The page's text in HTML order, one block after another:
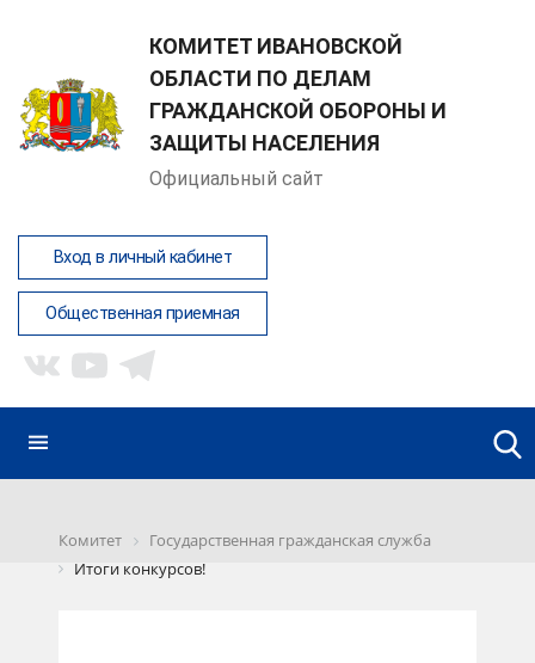
КОМИТЕТ ИВАНОВСКОЙ
ОБЛАСТИ ПО ДЕЛАМ
ГРАЖДАНСКОЙ ОБОРОНЫ И
ЗАЩИТЫ НАСЕЛЕНИЯ
Официальный сайт
Вход в личный кабинет
Общественная приемная
Комитет
Государственная гражданская служба
Итоги конкурсов!